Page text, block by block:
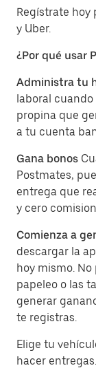
Regístrate hoy
y Uber.
¿Por qué usar
Administra tu
laboral cuando
propina que
a tu cuenta
Gana bonos
Postmates,
entrega que
y cero
Comienza a
descargar la
hoy mismo.
papeleo o las
generar
te registras.
Elige tu
hacer